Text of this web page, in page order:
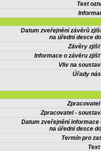
Text
Datum zveřejnění závěrů
na úřední desce
Závěry
Informace o závěru
Vliv na
Úřady
Zpracovatel -
Datum zveřejnění informace
na úřední desce
Termín pro